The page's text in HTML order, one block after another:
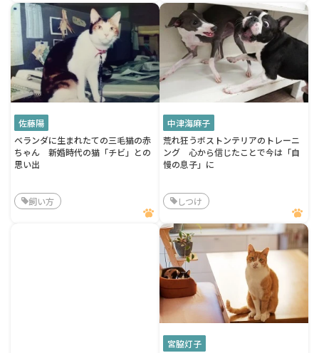
佐藤陽
ベランダに生まれたての三毛猫の赤
ちゃん 新婚時代の猫「チビ」との
思い出
飼い方
中津海麻子
荒れ狂うボストンテリアのトレーニ
ング 心から信じたことで今は「自
慢の息子」に
しつけ
宮脇灯子